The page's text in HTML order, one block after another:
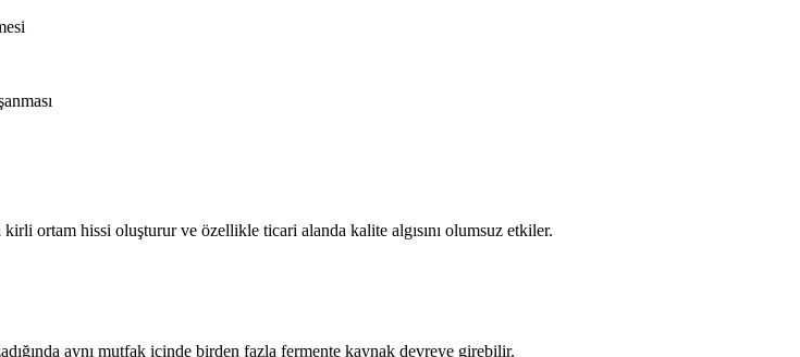
ortam hissi oluşturur ve özellikle ticari alanda kalite algısını olumsuz etkiler.
aynı mutfak içinde birden fazla fermente kaynak devreye girebilir.